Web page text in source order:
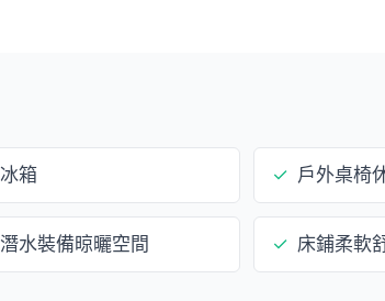
冰箱 ✓ 戶外桌椅
潛水裝備晾曬空間 ✓ 床鋪柔軟